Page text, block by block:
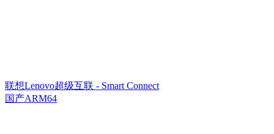
联想Lenovo超级互联 - Smart Connect
国产ARM64